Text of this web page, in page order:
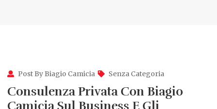
Post By Biagio Camicia Senza Categoria
Consulenza Privata Con Biagio
Camicia Sul Business E Gli